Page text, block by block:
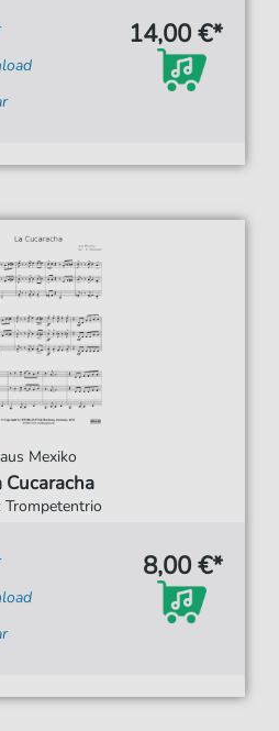
14,00 €*
aus Mexiko
Cucaracha
Trompetentrio
8,00 €*